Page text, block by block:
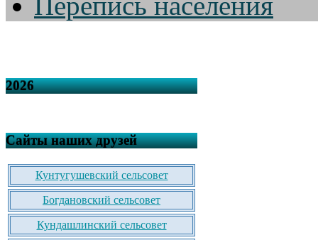
2026
Сайты наших друзей
Кунтугушевский сельсовет
Богдановский сельсовет
Кундашлинский сельсовет